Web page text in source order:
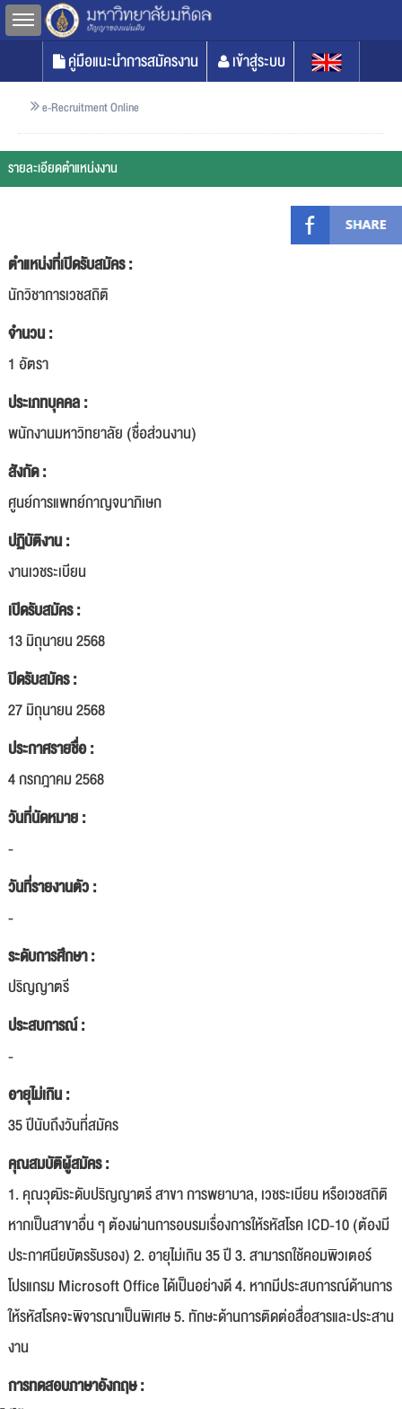
Toggle sidebar
คู่มือแนะนำการสมัครงาน
เข้าสู่ระบบ
e-Recruitment Online
รายละเอียดตำแหน่งงาน
ตำแหน่งที่เปิดรับสมัคร :
นักวิชาการเวชสถิติ
จำนวน :
1 อัตรา
ประเภทบุคคล :
พนักงานมหาวิทยาลัย (ชื่อส่วนงาน)
สังกัด :
ศูนย์การแพทย์กาญจนาภิเษก
ปฏิบัติงาน :
งานเวชระเบียน
เปิดรับสมัคร :
13 มิถุนายน 2568
ปิดรับสมัคร :
27 มิถุนายน 2568
ประกาศรายชื่อ :
4 กรกฎาคม 2568
วันที่นัดหมาย :
-
วันที่รายงานตัว :
-
ระดับการศึกษา :
ปริญญาตรี
ประสบการณ์ :
-
อายุไม่เกิน :
35 ปีนับถึงวันที่สมัคร
คุณสมบัติผู้สมัคร :
1. คุณวุฒิระดับปริญญาตรี สาขา การพยาบาล, เวชระเบียน หรือเวชสถิติ
หากเป็นสาขาอื่น ๆ ต้องผ่านการอบรมเรื่องการให้รหัสโรค ICD-10 (ต้องมี
ประกาศนียบัตรรับรอง) 2. อายุไม่เกิน 35 ปี 3. สามารถใช้คอมพิวเตอร์
โปรแกรม Microsoft Office ได้เป็นอย่างดี 4. หากมีประสบการณ์ด้านการ
ให้รหัสโรคจะพิจารณาเป็นพิเศษ 5. ทักษะด้านการติดต่อสื่อสารและประสาน
งาน
การทดสอบภาษาอังกฤษ :